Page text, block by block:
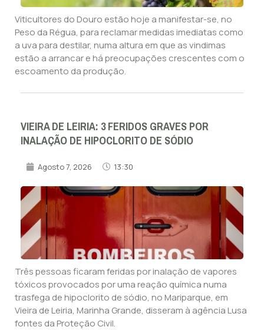
Viticultores do Douro estão hoje a manifestar-se, no
Peso da Régua, para reclamar medidas imediatas como
a uva para destilar, numa altura em que as vindimas
estão a arrancar e há preocupações crescentes com o
escoamento da produção.
VIEIRA DE LEIRIA: 3 FERIDOS GRAVES POR
INALAÇÃO DE HIPOCLORITO DE SÓDIO
Agosto 7, 2026 13:30
Três pessoas ficaram feridas por inalação de vapores
tóxicos provocados por uma reação química numa
trasfega de hipoclorito de sódio, no Mariparque, em
Vieira de Leiria, Marinha Grande, disseram à agência Lusa
fontes da Proteção Civil.